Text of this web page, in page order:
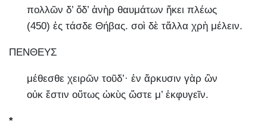
πολλῶν δ’ ὅδ’ ἁνὴρ θαυμάτων ἥκει πλέως
(450) ἐς τάσδε Θήβας. σοὶ δὲ τἄλλα χρὴ μέλειν.
ΠΕΝΘΕΥΣ
μέθεσθε χειρῶν τοῦδ’· ἐν ἄρκυσιν γὰρ ὢν
οὐκ ἔστιν οὕτως ὠκὺς ὥστε μ’ ἐκφυγεῖν.
*